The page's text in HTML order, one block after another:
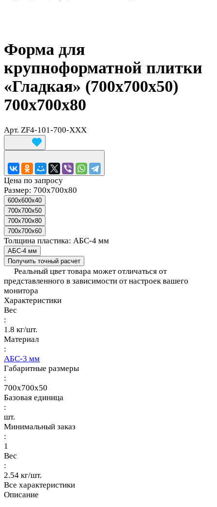
Форма для
крупноформатной плитки
«Гладкая» (700x700x50)
700х700х80
Арт. ZF4-101-700-XXX
Цена по запросу
Размер: 700х700х80
600x600x40
700x700x50
700х700х80
700х700х60
Толщина пластика: АБС-4 мм
АБС-4 мм
Получить точный расчет
Реальный цвет товара может отличаться от
представленного в зависимости от настроек вашего
монитора
Характеристики
Вес
:
1.8 кг/шт.
Материал
:
АБС-3 мм
Габаритные размеры
:
700x700x50
Базовая единица
:
шт.
Минимальный заказ
:
1
Вес
:
2.54 кг/шт.
Все характеристики
Описание